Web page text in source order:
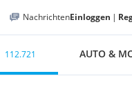
NachrichtenEinloggen |
112.721 AUTO &